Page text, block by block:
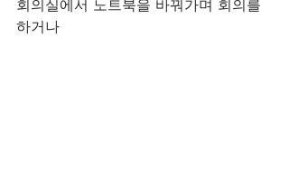
회의실에서 노트북을 바꿔가며 회의를
하거나